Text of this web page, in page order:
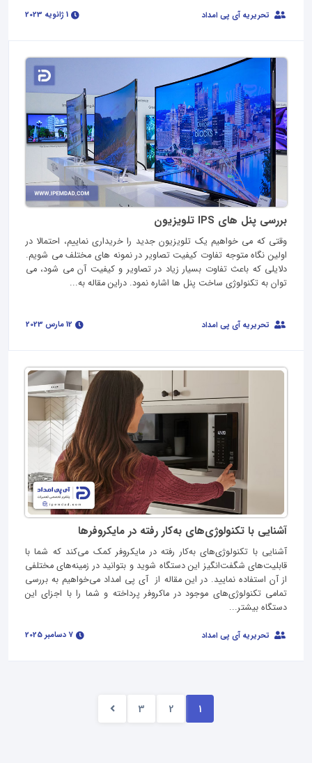
تحریریه آی پی امداد
بررسی پنل های IPS تلویزیون
وقتی که می خواهیم یک تلویزیون جدید را خریداری نماییم، احتمالا در
اولین نگاه متوجه تفاوت کیفیت تصاویر در نمونه های مختلف می شویم.
دلایلی که باعث تفاوت بسیار زیاد در تصاویر و کیفیت آن می شود، می
توان به تکنولوژی ساخت پنل ها اشاره نمود. دراین مقاله به...
تحریریه آی پی امداد
آشنایی با تکنولوژی‌های به‌کار رفته در مایکروفرها
آشنایی با تکنولوژی‌های به‌کار رفته در مایکروفر کمک می‌کند که شما با
قابلیت‌های شگفت‌انگیز این دستگاه شوید و بتوانید در زمینه‌های مختلفی
از آن استفاده نمایید. در این مقاله از آی پی امداد می‌خواهیم به بررسی
تمامی تکنولوژی‌های موجود در ماکروفر پرداخته و شما را با اجزای این
دستگاه بیشتر...
تحریریه آی پی امداد
1
2
3